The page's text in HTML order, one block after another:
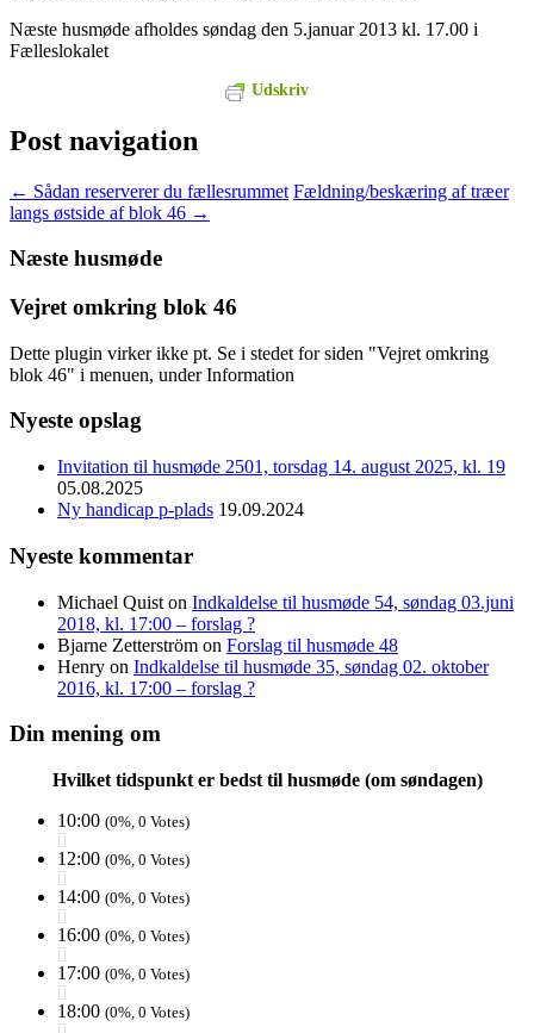
Næste husmøde afholdes søndag den 5.januar 2013 kl. 17.00 i
Fælleslokalet
Udskriv
Post navigation
← Sådan reserverer du fællesrummet Fældning/beskæring af træer
langs østside af blok 46 →
Næste husmøde
Vejret omkring blok 46
Dette plugin virker ikke pt. Se i stedet for siden "Vejret omkring
blok 46" i menuen, under Information
Nyeste opslag
Invitation til husmøde 2501, torsdag 14. august 2025, kl. 19
05.08.2025
Ny handicap p-plads 19.09.2024
Nyeste kommentar
Michael Quist on Indkaldelse til husmøde 54, søndag 03.juni
2018, kl. 17:00 – forslag ?
Bjarne Zetterström on Forslag til husmøde 48
Henry on Indkaldelse til husmøde 35, søndag 02. oktober
2016, kl. 17:00 – forslag ?
Din mening om
Hvilket tidspunkt er bedst til husmøde (om søndagen)
10:00 (0%, 0 Votes)
12:00 (0%, 0 Votes)
14:00 (0%, 0 Votes)
16:00 (0%, 0 Votes)
17:00 (0%, 0 Votes)
18:00 (0%, 0 Votes)